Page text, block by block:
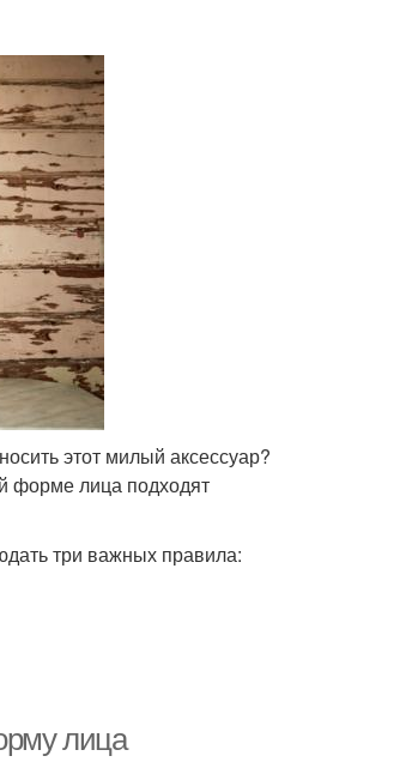
этот милый аксессуар?
форме лица подходят
три важных правила:
лица